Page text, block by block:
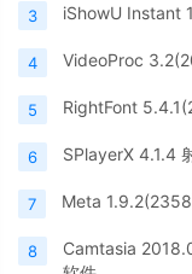
3 iShowU Instant
4 VideoProc
5 RightFont
6 SPlayerX 4.1.4
7 Meta
8
Camtasia